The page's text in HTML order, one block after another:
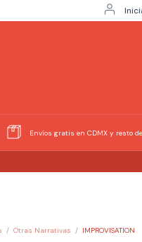
Envíos gratis en CDMX y resto
/ Otras Narrativas / IMPROVISATION